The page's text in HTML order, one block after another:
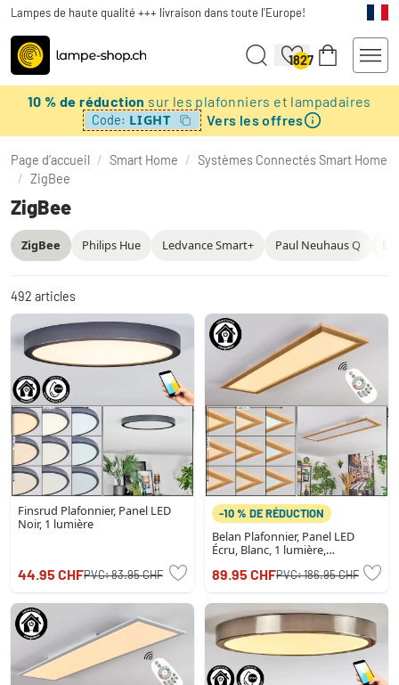
Lampes de haute qualité +++ livraison dans toute l'Europe!
1827
10 % de réduction sur les plafonniers et lampadaires
Code: LIGHT Vers les offres
Page d’accueil / Smart Home / Systèmes Connectés Smart Home
/ ZigBee
ZigBee
Philips Hue Ledvance Smart+ Paul Neuhaus Q
ZigBee
492 articles
Finsrud Plafonnier, Panel LED
Noir, 1 lumière
44.95 CHFPVC:83.95 CHF
-10 % DE RÉDUCTION
Belan Plafonnier, Panel LED
Écru, Blanc, 1 lumière,
89.95 CHFPVC:186.95 CHF